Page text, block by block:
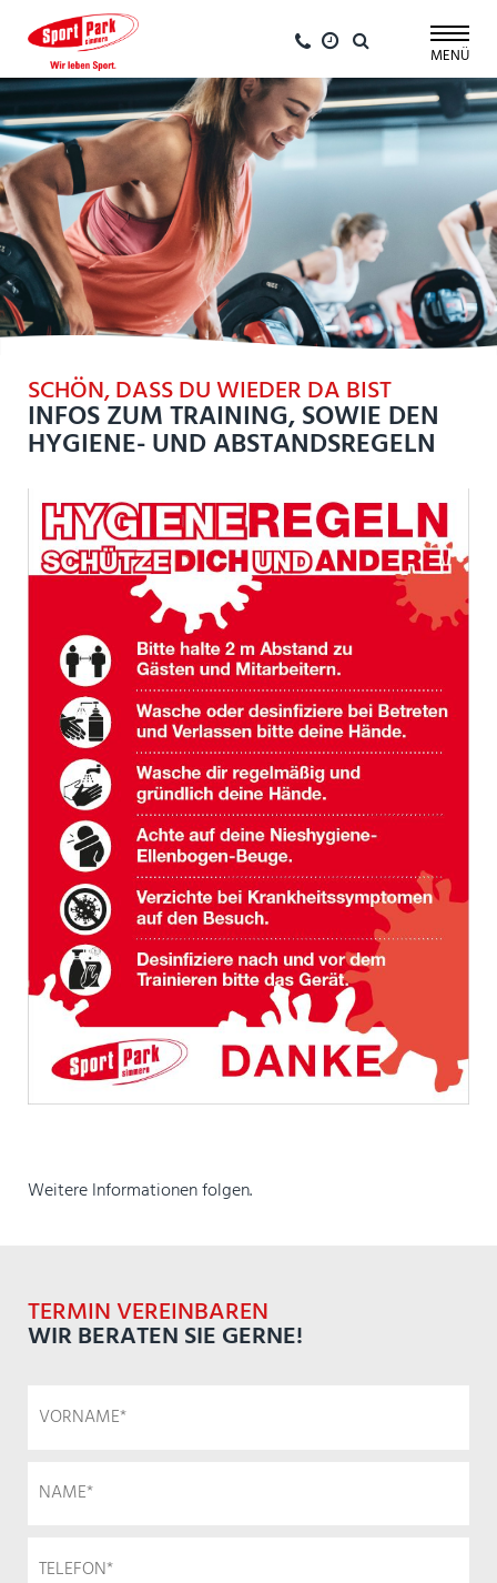
Navigation
überspringen
MENÜ
SCHÖN, DASS DU WIEDER DA BIST
INFOS ZUM TRAINING, SOWIE DEN
HYGIENE- UND ABSTANDSREGELN
Weitere Informationen folgen.
TERMIN VEREINBAREN
WIR BERATEN SIE GERNE!